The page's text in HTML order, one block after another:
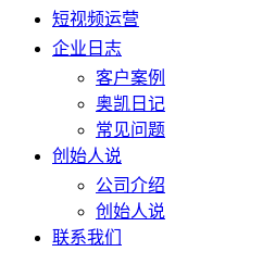
短视频运营
企业日志
客户案例
奥凯日记
常见问题
创始人说
公司介绍
创始人说
联系我们